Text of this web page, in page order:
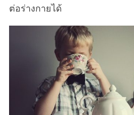
ต่อร่างกายได้